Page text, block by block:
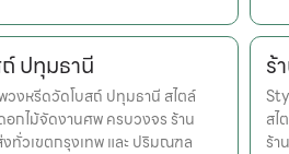
ปทุมธานี
งหรีดวัดโบสถ์ ปทุมธานี สไตล์
กไม้จัดงานศพ ครบวงจร ร้าน
ทั่วเขตกรุงเทพ และ ปริมณฑล
ร้
สไ
ร้า